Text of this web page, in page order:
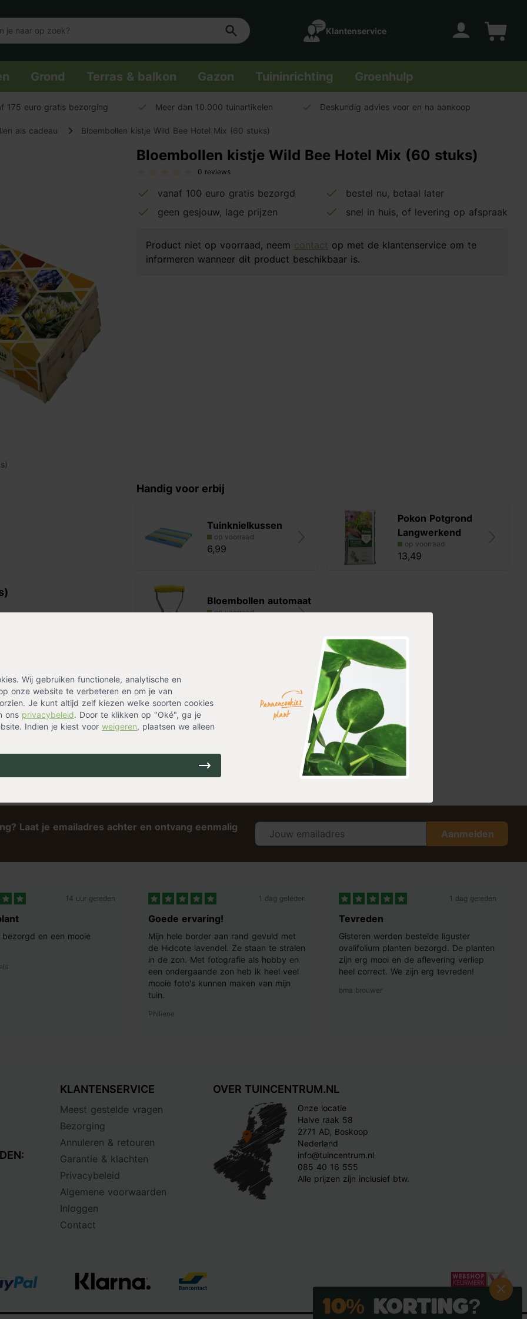
Klantenservice
Grond Terras & balkon Gazon Tuininrichting Groenhulp
Wij gebruiken functionele, analytische en
onze website te verbeteren en om je van
Je kunt altijd zelf kiezen welke soorten cookies
ons privacybeleid. Door te klikken op "Oké", ga je
Indien je kiest voor weigeren, plaatsen we alleen
175 euro gratis bezorging Meer dan 10.000 tuinartikelen Deskundig advies voor en na aankoop
als cadeau Bloembollen kistje Wild Bee Hotel Mix (60 stuks)
Bloembollen kistje Wild Bee Hotel Mix (60 stuks)
0 reviews
vanaf 100 euro gratis bezorgd
bestel nu, betaal later
geen gesjouw, lage prijzen
snel in huis, of levering op afspraak
Product niet op voorraad, neem contact op met de klantenservice om te
informeren wanneer dit product beschikbaar is.
gebruikt worden om een
Handig voor erbij
Tuinknielkussen
op voorraad
6,99
Pokon Potgrond
Langwerkend
op voorraad
13,49
Bloembollen automaat
op voorraad
Laat je emailadres achter en ontvang eenmalig
Aanmelden
14 uur geleden
bezorgd en een mooie
1 dag geleden
Goede ervaring!
Mijn hele border aan rand gevuld met
de Hidcote lavendel. Ze staan te stralen
in de zon. Met fotografie als hobby en
een ondergaande zon heb ik heel veel
mooie foto's kunnen maken van mijn
tuin.
Philiene
1 dag geleden
Tevreden
Gisteren werden bestelde liguster
ovalifolium planten bezorgd. De planten
zijn erg mooi en de aflevering verliep
heel correct. We zijn erg tevreden!
bma brouwer
KLANTENSERVICE
Meest gestelde vragen
Bezorging
Annuleren & retouren
Garantie & klachten
Privacybeleid
Algemene voorwaarden
Inloggen
Contact
OVER TUINCENTRUM.NL
Onze locatie
Halve raak 58
2771 AD, Boskoop
Nederland
info@tuincentrum.nl
085 40 16 555
Alle prijzen zijn inclusief btw.
10% Korting?